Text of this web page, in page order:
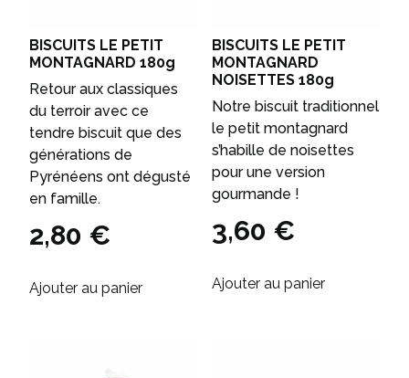
BISCUITS LE PETIT
MONTAGNARD 180g
Retour aux classiques
du terroir avec ce
tendre biscuit que des
générations de
Pyrénéens ont dégusté
en famille.
2,80 €
Ajouter au panier
BISCUITS LE PETIT
MONTAGNARD
NOISETTES 180g
Notre biscuit traditionnel
le petit montagnard
s’habille de noisettes
pour une version
gourmande !
3,60 €
Ajouter au panier